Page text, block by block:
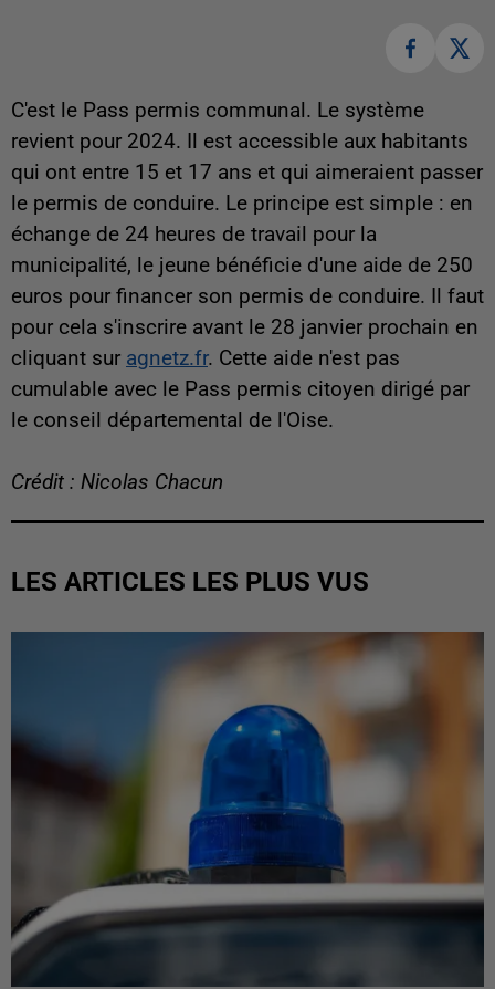
C'est le Pass permis communal. Le système
revient pour 2024. Il est accessible aux habitants
qui ont entre 15 et 17 ans et qui aimeraient passer
le permis de conduire. Le principe est simple : en
échange de 24 heures de travail pour la
municipalité, le jeune bénéficie d'une aide de 250
euros pour financer son permis de conduire. Il faut
pour cela s'inscrire avant le 28 janvier prochain en
cliquant sur agnetz.fr. Cette aide n'est pas
cumulable avec le Pass permis citoyen dirigé par
le conseil départemental de l'Oise.
Crédit : Nicolas Chacun
LES ARTICLES LES PLUS VUS